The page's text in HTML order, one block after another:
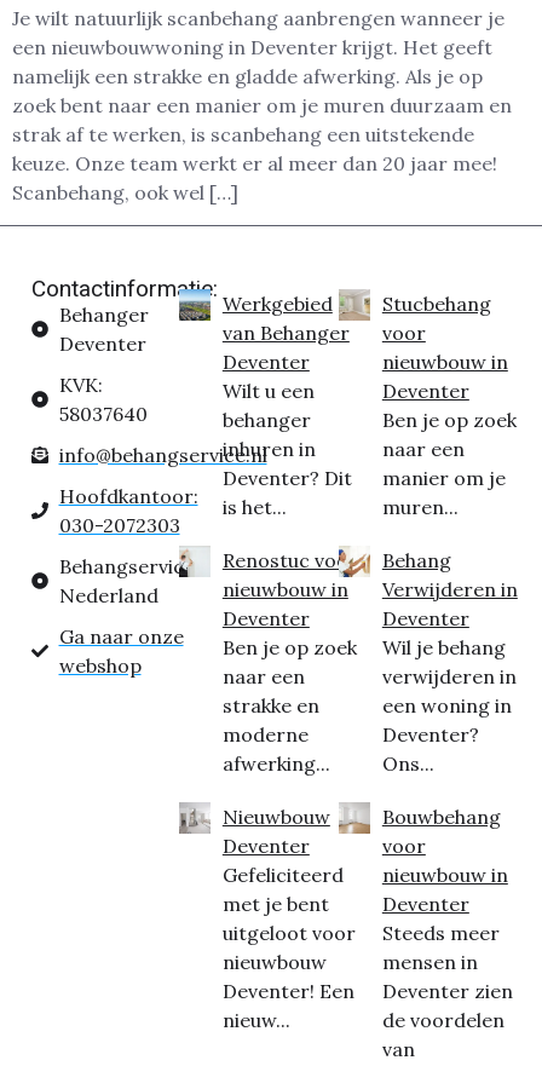
Je wilt natuurlijk scanbehang aanbrengen wanneer je
een nieuwbouwwoning in Deventer krijgt. Het geeft
namelijk een strakke en gladde afwerking. Als je op
zoek bent naar een manier om je muren duurzaam en
strak af te werken, is scanbehang een uitstekende
keuze. Onze team werkt er al meer dan 20 jaar mee!
Scanbehang, ook wel […]
Contactinformatie:
Behanger
Deventer
KVK:
58037640
info@behangservice.nl
Hoofdkantoor:
030-2072303
Behangservice
Nederland
Ga naar onze
webshop
Werkgebied
van Behanger
Deventer
Wilt u een
behanger
inhuren in
Deventer? Dit
is het...
Renostuc voor
nieuwbouw in
Deventer
Ben je op zoek
naar een
strakke en
moderne
afwerking...
Nieuwbouw
Deventer
Gefeliciteerd
met je bent
uitgeloot voor
nieuwbouw
Deventer! Een
nieuw...
Stucbehang
voor
nieuwbouw in
Deventer
Ben je op zoek
naar een
manier om je
muren...
Behang
Verwijderen in
Deventer
Wil je behang
verwijderen in
een woning in
Deventer?
Ons...
Bouwbehang
voor
nieuwbouw in
Deventer
Steeds meer
mensen in
Deventer zien
de voordelen
van